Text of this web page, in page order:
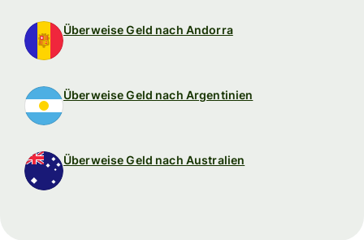
Überweise Geld nach Andorra
Überweise Geld nach Argentinien
Überweise Geld nach Australien